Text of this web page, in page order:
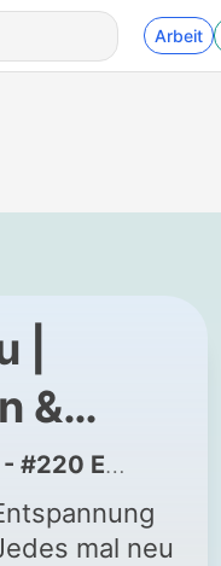
Arbeit
&
am Lagerfeuer - Traumreise
mal neu